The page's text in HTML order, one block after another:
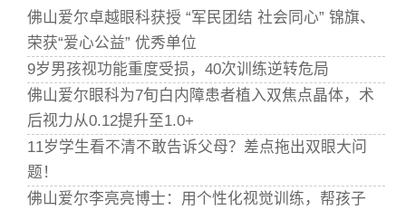
佛山爱尔卓越眼科获授 “军民团结 社会同心” 锦旗、
荣获“爱心公益” 优秀单位
9岁男孩视功能重度受损，40次训练逆转危局
佛山爱尔眼科为7旬白内障患者植入双焦点晶体，术
后视力从0.12提升至1.0+
11岁学生看不清不敢告诉父母？差点拖出双眼大问
题！
佛山爱尔李亮亮博士：用个性化视觉训练，帮孩子